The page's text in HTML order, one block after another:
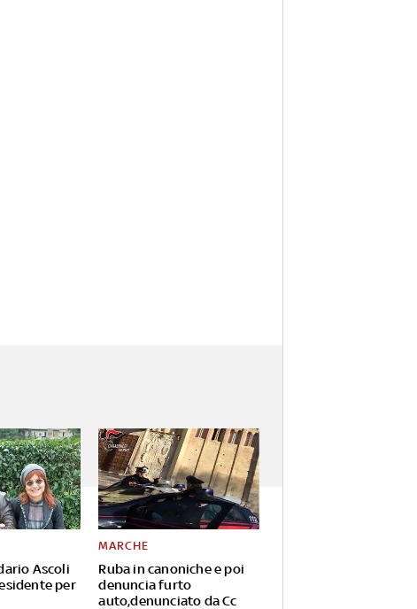
Ascoli
per
Ruba in canoniche e poi
denuncia furto
auto,denunciato da Cc
MARCHE